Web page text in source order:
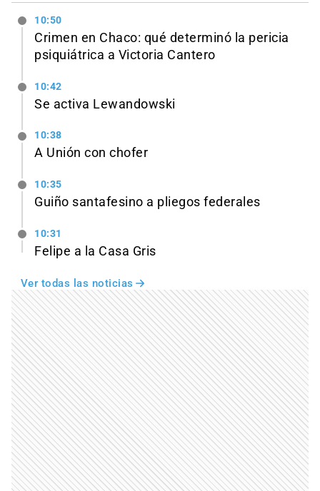
10:50
Crimen en Chaco: qué determinó la pericia
psiquiátrica a Victoria Cantero
10:42
Se activa Lewandowski
10:38
A Unión con chofer
10:35
Guiño santafesino a pliegos federales
10:31
Felipe a la Casa Gris
Ver todas las noticias